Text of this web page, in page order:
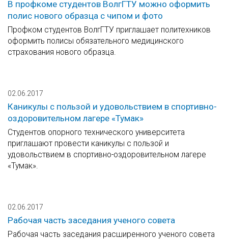
В профкоме студентов ВолгГТУ можно оформить
полис нового образца с чипом и фото
Профком студентов ВолгГТУ приглашает политехников
оформить полисы обязательного медицинского
страхования нового образца.
02.06.2017
Каникулы с пользой и удовольствием в спортивно-
оздоровительном лагере «Тумак»
Студентов опорного технического университета
приглашают провести каникулы с пользой и
удовольствием в спортивно-оздоровительном лагере
«Тумак».
02.06.2017
Рабочая часть заседания ученого совета
Рабочая часть заседания расширенного ученого совета